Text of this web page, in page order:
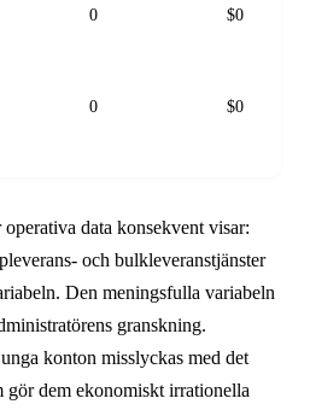
0 $0
0 $0
data konsekvent visar:
och bulkleveranstjänster
Den meningsfulla variabeln
granskning.
konton misslyckas med det
gör dem ekonomiskt irrationella